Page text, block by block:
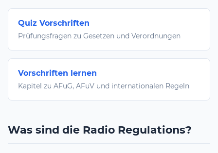
Quiz Vorschriften
Prüfungsfragen zu Gesetzen und Verordnungen
Vorschriften lernen
Kapitel zu AFuG, AFuV und internationalen Regeln
Was sind die Radio Regulations?